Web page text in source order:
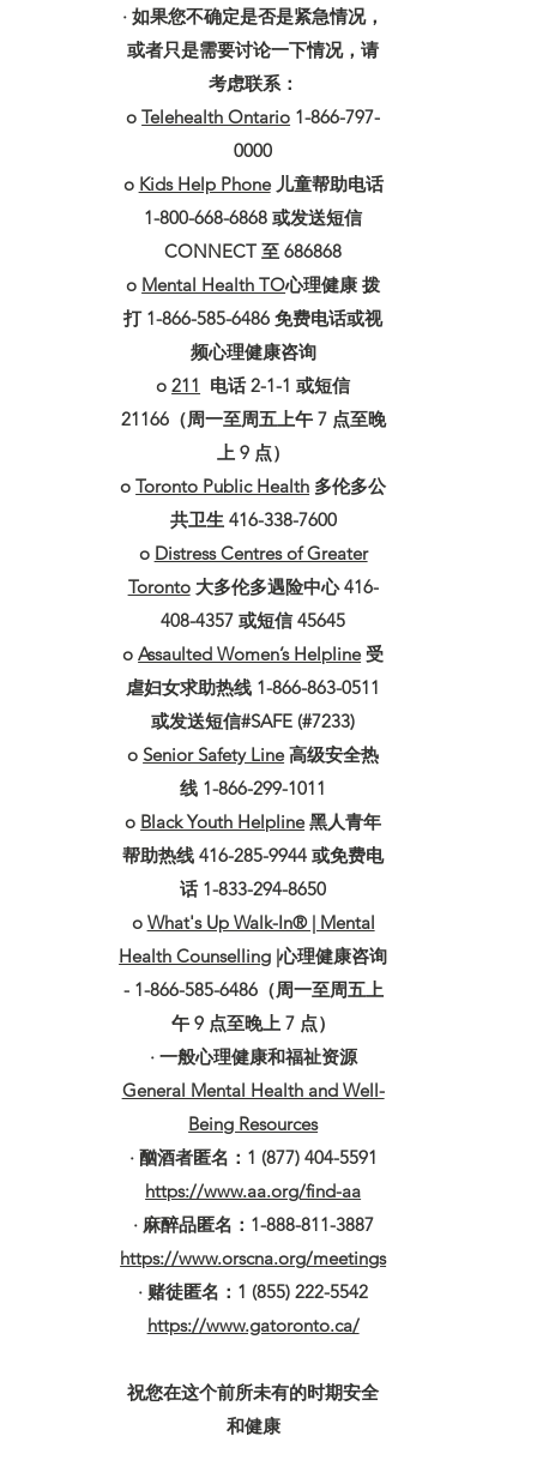
· 如果您不确定是否是紧急情况，
或者只是需要讨论一下情况，请
考虑联系：
oTelehealth Ontario 1-866-797-
0000
o Kids Help Phone儿童帮助电话
1-800-668-6868 或发送短信
CONNECT 至 686868
o Mental Health TO心理健康 拨
打 1-866-585-6486 免费电话或视
频心理健康咨询
o211 电话 2-1-1 或短信
21166（周一至周五上午 7 点至晚
上 9 点）
oToronto Public Health 多伦多公
共卫生 416-338-7600
o Distress Centres of Greater
Toronto大多伦多遇险中心 416-
408-4357 或短信 45645
oAssaulted Women’s Helpline受
虐妇女求助热线 1-866-863-0511
或发送短信#SAFE (#7233)
o Senior Safety Line高级安全热
线 1-866-299-1011
o Black Youth Helpline黑人青年
帮助热线 416-285-9944 或免费电
话 1-833-294-8650
o What's Up Walk-In® | Mental
Health Counselling |心理健康咨询
- 1-866-585-6486（周一至周五上
午 9 点至晚上 7 点）
· 一般心理健康和福祉资源
General Mental Health and Well-
Being Resources
· 酗酒者匿名：1 (877) 404-5591
https://www.aa.org/find-aa
· 麻醉品匿名：1-888-811-3887
https://www.orscna.org/meetings
· 赌徒匿名：1 (855) 222-5542
https://www.gatoronto.ca/
祝您在这个前所未有的时期安全
和健康